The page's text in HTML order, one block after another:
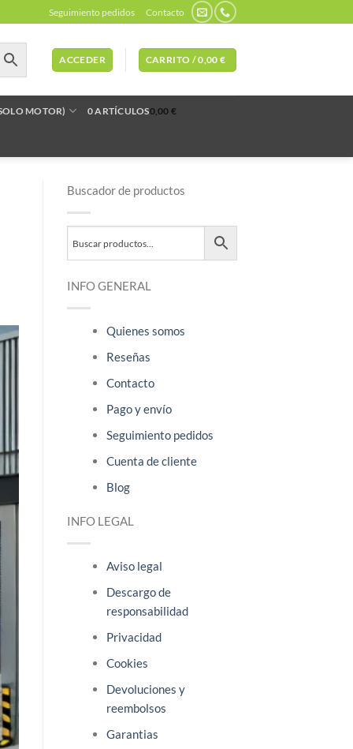
Seguimiento pedidos Contacto
ACCEDER CARRITO /0,00€
MOTOR) 0 ARTÍCULOS0,00 €
Buscador de productos
INFO GENERAL
Quienes somos
Reseñas
Contacto
Pago y envío
Seguimiento pedidos
Cuenta de cliente
Blog
INFO LEGAL
Aviso legal
Descargo de
responsabilidad
Privacidad
Cookies
Devoluciones y
reembolsos
Garantias